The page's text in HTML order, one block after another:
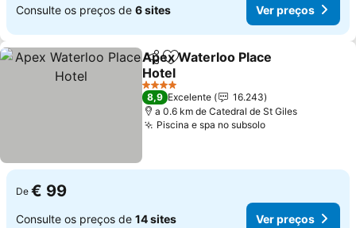
Consulte os preços de 6 sites Ver preços
PartilharAdicionar aos favoritos
Apex Waterloo Place
Hotel
4 Estrelas
8,9 Excelente
16.243
a 0.6 km de Catedral de St Giles
Piscina e spa no subsolo
De € 99
Consulte os preços de 14 sites Ver preços